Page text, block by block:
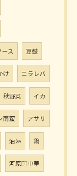
ース 豆鼓
け ニラレバ
秋野菜 イカ
南蛮 アサリ
油淋 鶏
河原町中華